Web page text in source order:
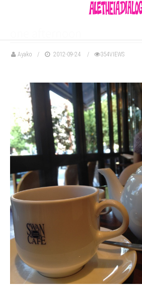
Ayako 2012-09-24 354VIEWS